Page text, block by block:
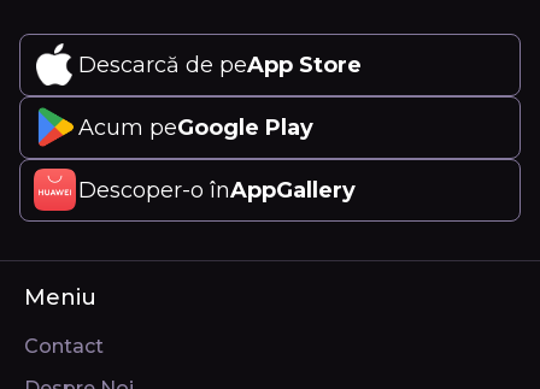
Descarcă de peApp Store
Acum peGoogle Play
Descoper-o înAppGallery
Meniu
Contact